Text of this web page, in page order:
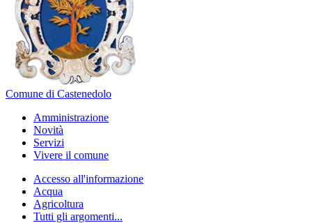
Comune di Castenedolo
Amministrazione
Novità
Servizi
Vivere il comune
Accesso all'informazione
Acqua
Agricoltura
Tutti gli argomenti...